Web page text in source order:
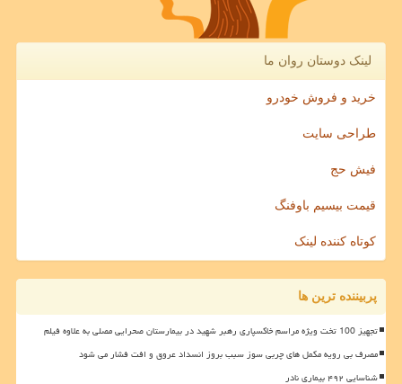
لینک دوستان روان ما
خرید و فروش خودرو
طراحی سایت
فیش حج
قیمت بیسیم باوفنگ
کوتاه کننده لینک
پربیننده ترین ها
تجهیز 100 تخت ویژه مراسم خاکسپاری رهبر شهید در بیمارستان صحرایی مصلی به علاوه فیلم
مصرف بی رویه مکمل های چربی سوز سبب بروز انسداد عروق و افت فشار می شود
شناسایی ۴۹۲ بیماری نادر